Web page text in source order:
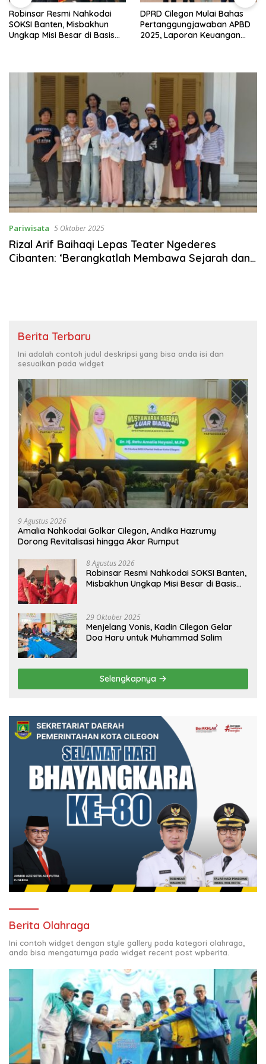
Robinsar Resmi Nahkodai
SOKSI Banten, Misbakhun
Ungkap Misi Besar di Basis
DPRD Cilegon Mulai Bahas
Pertanggungjawaban APBD
2025, Laporan Keuangan
Pariwisata 5 Oktober 2025
Rizal Arif Baihaqi Lepas Teater Ngederes
Cibanten: ‘Berangkatlah Membawa Sejarah dan
Berita Terbaru
Ini adalah contoh judul deskripsi yang bisa anda isi dan
sesuaikan pada widget
9 Agustus 2026
Amalia Nahkodai Golkar Cilegon, Andika Hazrumy
Dorong Revitalisasi hingga Akar Rumput
8 Agustus 2026
Robinsar Resmi Nahkodai SOKSI Banten,
Misbakhun Ungkap Misi Besar di Basis
29 Oktober 2025
Menjelang Vonis, Kadin Cilegon Gelar
Doa Haru untuk Muhammad Salim
Selengkapnya
Berita Olahraga
Ini contoh widget dengan style gallery pada kategori olahraga,
anda bisa mengaturnya pada widget recent post wpberita.